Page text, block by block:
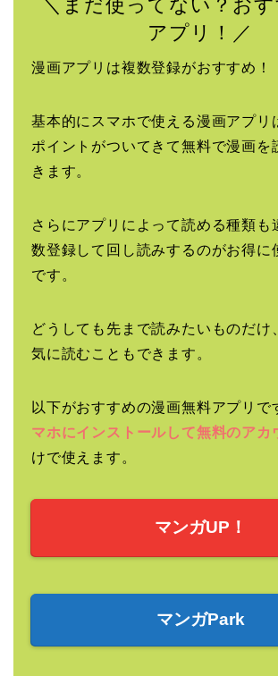
＼まだ使ってない？お
アプリ！／
漫画アプリは複数登録がおすすめ！
基本的にスマホで使える漫画アプリ
ポイントがついてきて無料で漫画を
きます。
さらにアプリによって読める種類も
数登録して回し読みするのがお得に
です。
どうしても先まで読みたいものだけ
気に読むこともできます。
以下がおすすめの漫画無料アプリで
マホにインストールして無料のアカ
けで使えます。
マンガUP！
マンガPark